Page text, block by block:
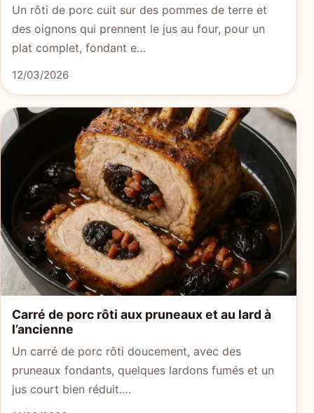
Un rôti de porc cuit sur des pommes de terre et
des oignons qui prennent le jus au four, pour un
plat complet, fondant e…
12/03/2026
Carré de porc rôti aux pruneaux et au lard à
l’ancienne
Un carré de porc rôti doucement, avec des
pruneaux fondants, quelques lardons fumés et un
jus court bien réduit.…